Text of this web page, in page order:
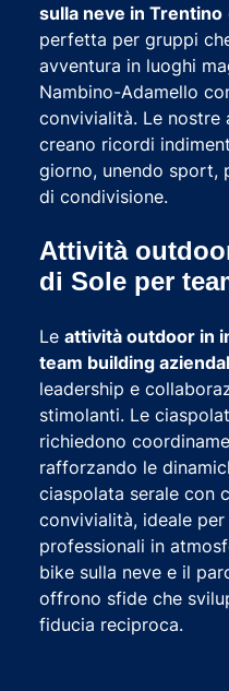
sulla neve in Trentino
perfetta per gruppi
avventura in luoghi
Nambino-Adamello
convivialità. Le
creano ricordi
giorno, unendo sport,
di condivisione.
Attività
di Sole per
Le attività outdoor in
team building
leadership e
stimolanti. Le
richiedono
rafforzando le
ciaspolata serale con
convivialità, ideale
professionali in
bike sulla neve e il
offrono sfide che
fiducia reciproca.